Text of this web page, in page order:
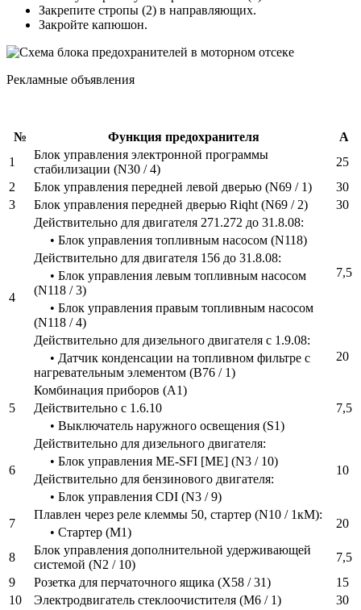
Закрепите стропы (2) в направляющих.
Закройте капюшон.
Рекламные объявления
№ Функция предохранителя
А
1
Блок управления электронной программы
стабилизации (N30 / 4)
25
2
Блок управления передней левой дверью (N69 / 1)
30
3
Блок управления передней дверью Riqht (N69 / 2) 30
4
Действительно для двигателя 271.272 до 31.8.08:
7,5
• Блок управления топливным насосом (N118)
Действительно для двигателя 156 до 31.8.08:
• Блок управления левым топливным насосом
(N118 / 3)
• Блок управления правым топливным насосом
(N118 / 4)
Действительно для дизельного двигателя с 1.9.08:
20
• Датчик конденсации на топливном фильтре с
нагревательным элементом (B76 / 1)
5
Комбинация приборов (A1)
7,5
Действительно с 1.6.10
• Выключатель наружного освещения (S1)
6
Действительно для дизельного двигателя:
10
• Блок управления ME-SFI [ME] (N3 / 10)
Действительно для бензинового двигателя:
• Блок управления CDI (N3 / 9)
7
Плавлен через реле клеммы 50, стартер (N10 / 1кМ):
20
• Стартер (M1)
8
Блок управления дополнительной удерживающей
системой (N2 / 10)
7,5
9
Розетка для перчаточного ящика (X58 / 31)
15
10
Электродвигатель стеклоочистителя (M6 / 1) 30